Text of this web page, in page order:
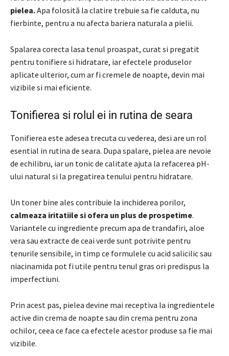
pielea.Apa folosită la clatire trebuie sa fie calduta, nu
fierbinte, pentru a nu afecta bariera naturala a pielii.
Spalarea corecta lasa tenul proaspat, curat si pregatit
pentru tonifiere si hidratare, iar efectele produselor
aplicate ulterior, cum ar fi cremele de noapte, devin mai
vizibile si mai eficiente.
Tonifierea si rolul ei in rutina de seara
Tonifierea este adesea trecuta cu vederea, desi are un rol
esential in rutina de seara. Dupa spalare, pielea are nevoie
de echilibru, iar un tonic de calitate ajuta la refacerea pH-
ului natural si la pregatirea tenului pentru hidratare.
Un toner bine ales contribuie la inchiderea porilor,
calmeaza iritatiile si ofera un plus de prospetime.
Variantele cu ingrediente precum apa de trandafiri, aloe
vera sau extracte de ceai verde sunt potrivite pentru
tenurile sensibile, in timp ce formulele cu acid salicilic sau
niacinamida pot fi utile pentru tenul gras ori predispus la
imperfectiuni.
Prin acest pas, pielea devine mai receptiva la ingredientele
active din crema de noapte sau din crema pentru zona
ochilor, ceea ce face ca efectele acestor produse sa fie mai
vizibile.